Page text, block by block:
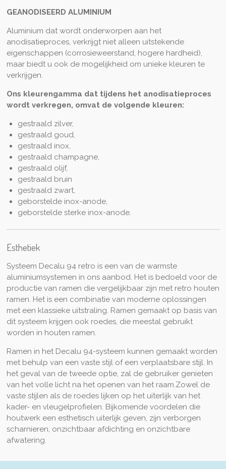
GEANODISEERD ALUMINIUM
Aluminium dat wordt onderworpen aan het
anodisatieproces, verkrijgt niet alleen uitstekende
eigenschappen (corrosieweerstand, hogere hardheid),
maar biedt u ook de mogelijkheid om unieke kleuren te
verkrijgen.
Ons kleurengamma dat tijdens het anodisatieproces
wordt verkregen, omvat de volgende kleuren:
gestraald zilver,
gestraald goud,
gestraald inox,
gestraald champagne,
gestraald olijf,
gestraald bruin
gestraald zwart,
geborstelde inox-anode,
geborstelde sterke inox-anode.
Esthetiek
Systeem Decalu 94 retro is een van de warmste
aluminiumsystemen in ons aanbod. Het is bedoeld voor de
productie van ramen die vergelijkbaar zijn met retro houten
ramen. Het is een combinatie van moderne oplossingen
met een klassieke uitstraling. Ramen gemaakt op basis van
dit systeem krijgen ook roedes, die meestal gebruikt
worden in houten ramen.
Ramen in het Decalu 94-systeem kunnen gemaakt worden
met behulp van een vaste stijl of een verplaatsbare stijl. In
het geval van de tweede optie, zal de gebruiker genieten
van het volle licht na het openen van het raam.Zowel de
vaste stijlen als de roedes lijken op het uiterlijk van het
kader- en vleugelprofielen. Bijkomende voordelen die
houtwerk een esthetisch uiterlijk geven, zijn verborgen
scharnieren, onzichtbaar afdichting en onzichtbare
afwatering.